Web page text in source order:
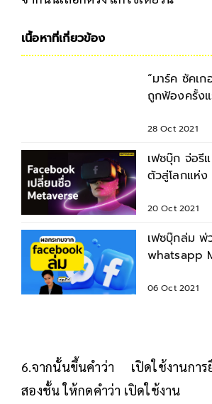
เนื้อหาที่เกี่ยวข้อง
“มาร์ค ซัคเ
ถูกฟ้องครั้ง
28 Oct 2021
เฟซบุ๊ก จ่อรี
ตัวสู่โลกแห่
20 Oct 2021
เฟซบุ๊กล่ม พ่
whatsapp
หนักแค่ไหน
06 Oct 2021
6.จากนั้นขึ้นคำว่า เปิดใช้งานกา
สองชั้น ให้กดคำว่า เปิดใช้งาน